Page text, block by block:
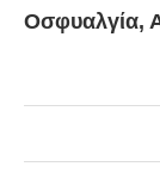
Οσφυαλγία,